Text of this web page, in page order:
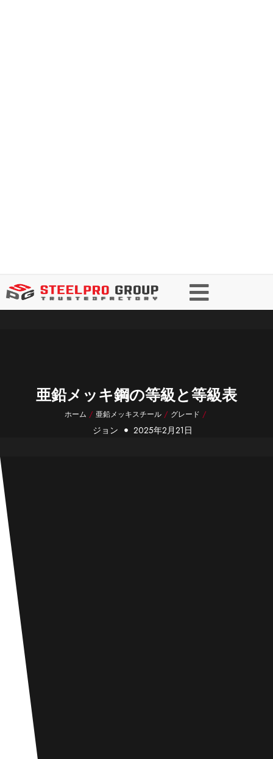
亜鉛メッキ鋼の等級と等級表
ホーム / 亜鉛メッキスチール/ グレード /
ジョン 2025年2月21日